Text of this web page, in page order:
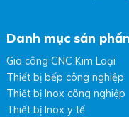
Danh mục sản
Gia công CNC Kim Loại
Thiết bị bếp công nghiệp
Thiết bị Inox công nghiệp
Thiết bị Inox y tế